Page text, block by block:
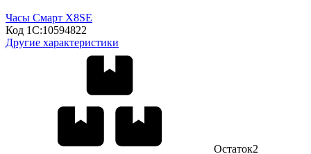
Часы Смарт X8SE
Код 1С:10594822
Другие характеристики
Остаток2